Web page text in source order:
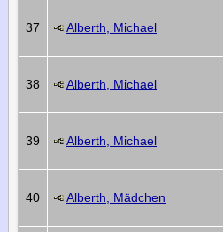
37 Alberth, Michael
38 Alberth, Michael
39 Alberth, Michael
40 Alberth, Mädchen